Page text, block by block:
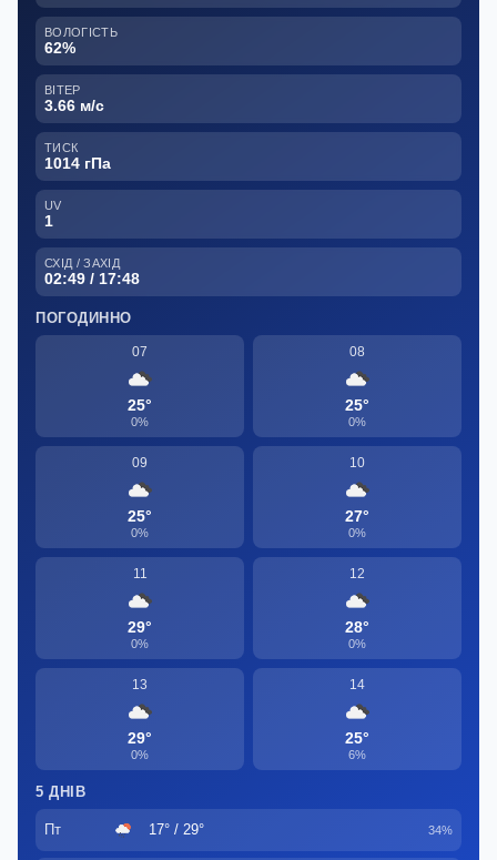
ВОЛОГІСТЬ
62%
ВІТЕР
3.66 м/с
ТИСК
1014 гПа
UV
1
СХІД / ЗАХІД
02:49 / 17:48
ПОГОДИННО
07
25°
0%
08
25°
0%
09
25°
0%
10
27°
0%
11
29°
0%
12
28°
0%
13
29°
0%
14
25°
6%
5 ДНІВ
Пт 17° / 29° 34%